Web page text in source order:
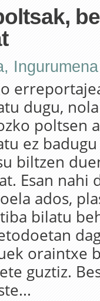
, Ingurumena
dugu,
poltsen
ez
biltzen
Esan nahi
ados,
bilatu
oraintxe
guztiz.